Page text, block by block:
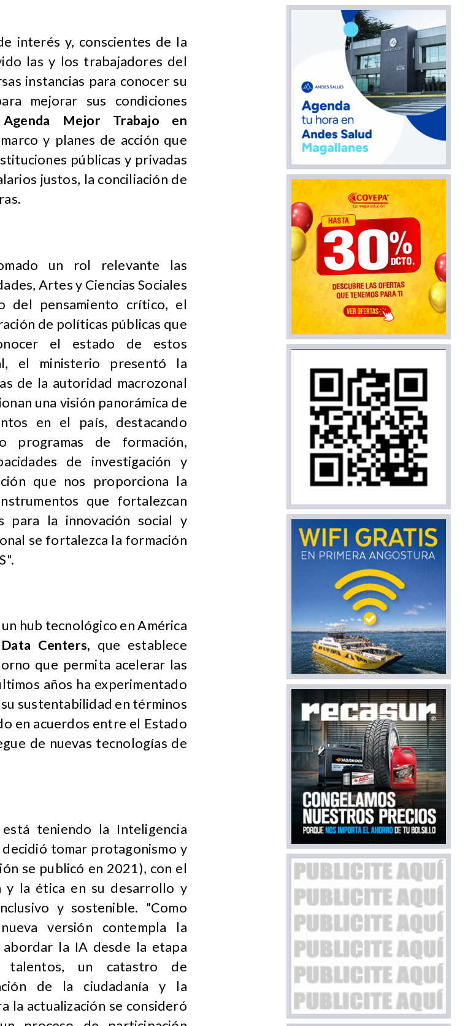
interés y, conscientes de la
las y los trabajadores del
instancias para conocer su
mejorar sus condiciones
Agenda Mejor Trabajo en
y planes de acción que
públicas y privadas
justos, la conciliación de
un rol relevante las
Artes y Ciencias Sociales
del pensamiento crítico, el
de políticas públicas que
el estado de estos
el ministerio presentó la
de la autoridad macrozonal
una visión panorámica de
en el país, destacando
programas de formación,
de investigación y
que nos proporciona la
que fortalezcan
para la innovación social y
se fortalezca la formación
hub tecnológico en América
Centers, que establece
que permita acelerar las
años ha experimentado
sustentabilidad en términos
en acuerdos entre el Estado
de nuevas tecnologías de
teniendo la Inteligencia
tomar protagonismo y
se publicó en 2021), con el
y la ética en su desarrollo y
y sostenible. "Como
versión contempla la
abordar la IA desde la etapa
talentos, un catastro de
de la ciudadanía y la
la actualización se consideró